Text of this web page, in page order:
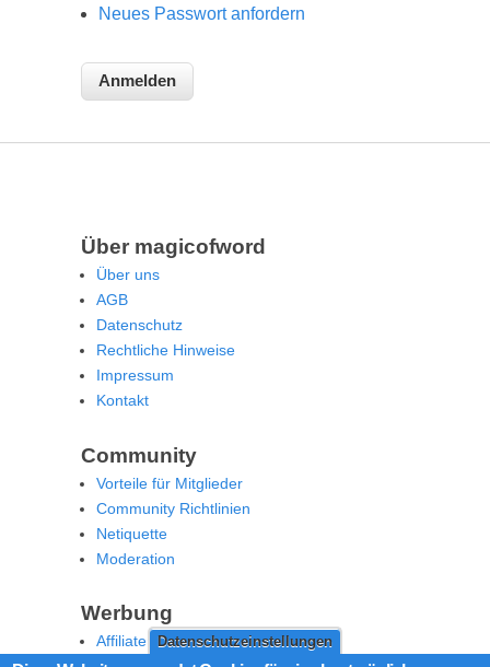
Datenschutzeinstellungen
Neues Passwort anfordern
Über magicofword
Über uns
AGB
Datenschutz
Rechtliche Hinweise
Impressum
Kontakt
Community
Vorteile für Mitglieder
Community Richtlinien
Netiquette
Moderation
Werbung
Affiliate Offenlegung